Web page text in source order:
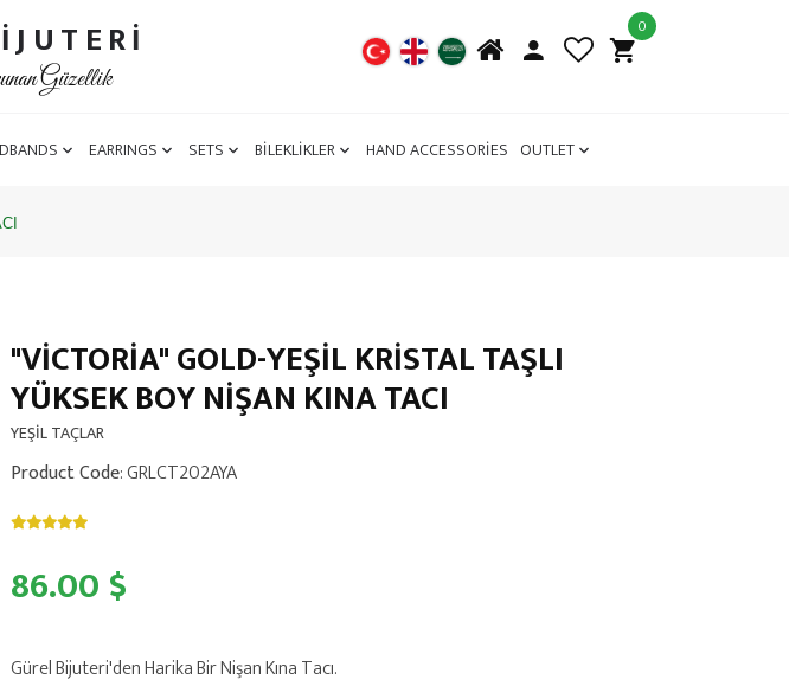
Güzellik
0
EARRINGS SETS BİLEKLİKLER HAND ACCESSORİES OUTLET
"VİCTORİA" GOLD-YEŞİL KRİSTAL TAŞLI
YÜKSEK BOY NİŞAN KINA TACI
YEŞİL TAÇLAR
Product Code: GRLCT202AYA
86.00 $
Gürel Bijuteri'den Harika Bir Nişan Kına Tacı.